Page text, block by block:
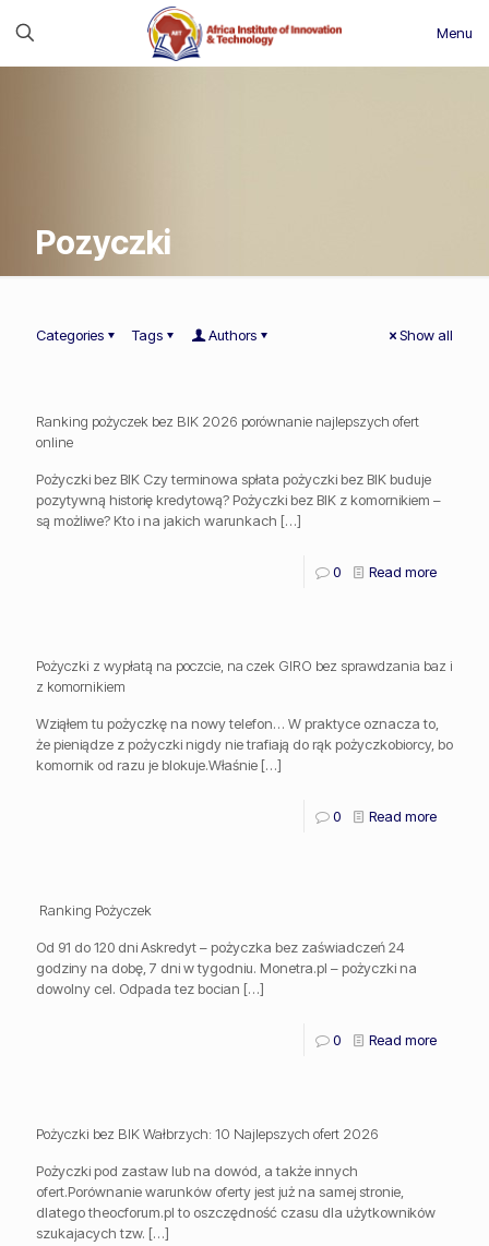
Menu
Pozyczki
Categories Tags Authors Show all
Ranking pożyczek bez BIK 2026 porównanie najlepszych ofert
online
Pożyczki bez BIK Czy terminowa spłata pożyczki bez BIK buduje
pozytywną historię kredytową? Pożyczki bez BIK z komornikiem –
są możliwe? Kto i na jakich warunkach […]
0 Read more
Pożyczki z wypłatą na poczcie, na czek GIRO bez sprawdzania baz i
z komornikiem
Wziąłem tu pożyczkę na nowy telefon… W praktyce oznacza to,
że pieniądze z pożyczki nigdy nie trafiają do rąk pożyczkobiorcy, bo
komornik od razu je blokuje.Właśnie […]
0 Read more
️ Ranking Pożyczek
Od 91 do 120 dni Askredyt – pożyczka bez zaświadczeń 24
godziny na dobę, 7 dni w tygodniu. Monetra.pl – pożyczki na
dowolny cel. Odpada tez bocian […]
0 Read more
Pożyczki bez BIK Wałbrzych: 10 Najlepszych ofert 2026
Pożyczki pod zastaw lub na dowód, a także innych
ofert.Porównanie warunków oferty jest już na samej stronie,
dlatego theocforum.pl to oszczędność czasu dla użytkowników
szukajacych tzw. […]